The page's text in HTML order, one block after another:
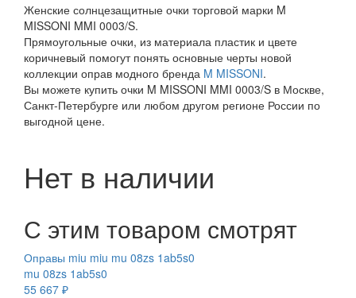
Женские солнцезащитные очки торговой марки M
MISSONI MMI 0003/S.
Прямоугольные очки, из материала пластик и цвете
коричневый помогут понять основные черты новой
коллекции оправ модного бренда M MISSONI.
Вы можете купить очки M MISSONI MMI 0003/S в Москве,
Санкт-Петербурге или любом другом регионе России по
выгодной цене.
Нет в наличии
С этим товаром смотрят
Оправы miu miu mu 08zs 1ab5s0
mu 08zs 1ab5s0
55 667 ₽